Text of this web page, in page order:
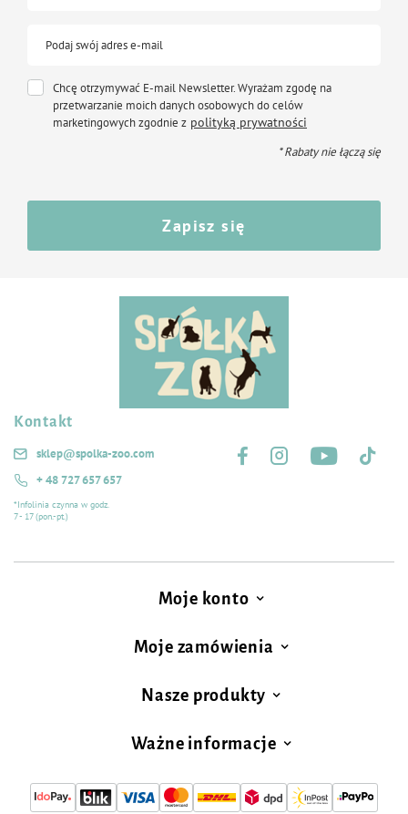
Podaj swój adres e-mail
Chcę otrzymywać E-mail Newsletter. Wyrażam zgodę na
przetwarzanie moich danych osobowych do celów
marketingowych zgodnie z polityką prywatności
* Rabaty nie łączą się
Zapisz się
Kontakt
sklep@spolka-zoo.com
+ 48 727 657 657
*Infolinia czynna w godz.
7 - 17 (pon.-pt.)
Moje konto
Moje zamówienia
Nasze produkty
Ważne informacje